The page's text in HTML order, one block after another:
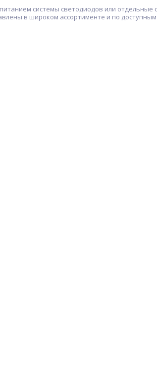
системы светодиодов или отдельные
в широком ассортименте и по